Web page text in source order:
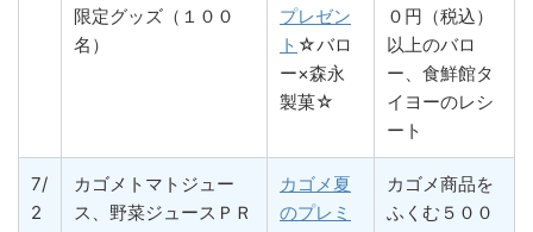
限定グッズ（１００
名）
プレゼン
ト ☆バロ
ー×森永
製菓☆
０円（税込）
以上のバロ
ー、食鮮館タ
イヨーのレシ
ート
7/
2
カゴメトマトジュー
ス、野菜ジュースＰＲ
カゴメ夏
のプレミ
カゴメ商品を
ふくむ５００